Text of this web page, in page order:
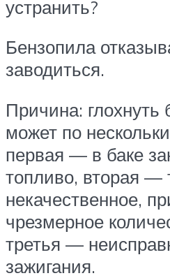
устранить?
Бензопила
заводиться.
Причина: глохнуть
может по
первая — в баке
топливо, вторая —
некачественное,
чрезмерное
третья —
зажигания.